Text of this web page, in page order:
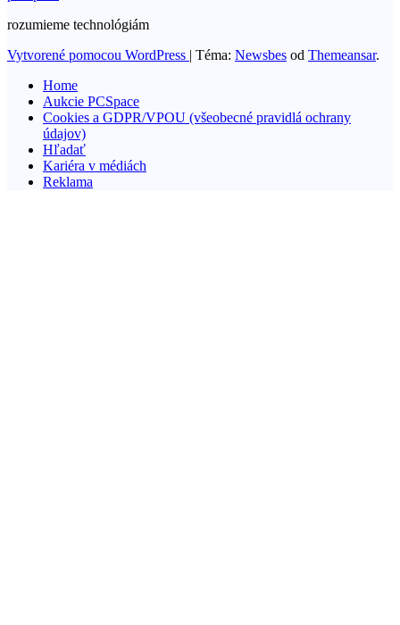
rozumieme technológiám
Vytvorené pomocou WordPress | Téma: Newsbes od Themeansar.
Home
Aukcie PCSpace
Cookies a GDPR/VPOU (všeobecné pravidlá ochrany
údajov)
Hľadať
Kariéra v médiách
Reklama